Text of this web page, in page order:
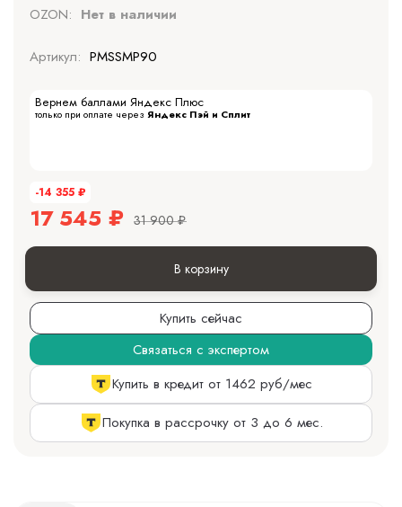
OZON: Нет в наличии
Артикул: PMSSMP90
Вернем баллами Яндекс Плюс
только при оплате через Яндекс Пэй и Сплит
-14 355 ₽
17 545 ₽ 31 900 ₽
В корзину
Купить сейчас
Связаться с экспертом
Купить в кредит от 1462 руб/мес
Покупка в рассрочку от 3 до 6 мес.